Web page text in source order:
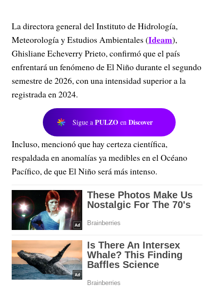
La directora general del Instituto de Hidrología,
Meteorología y Estudios Ambientales (Ideam),
Ghisliane Echeverry Prieto, confirmó que el país
enfrentará un fenómeno de El Niño durante el segundo
semestre de 2026, con una intensidad superior a la
registrada en 2024.
Sigue a PULZO en Discover
Incluso, mencionó que hay certeza científica,
respaldada en anomalías ya medibles en el Océano
Pacífico, de que El Niño será más intenso.